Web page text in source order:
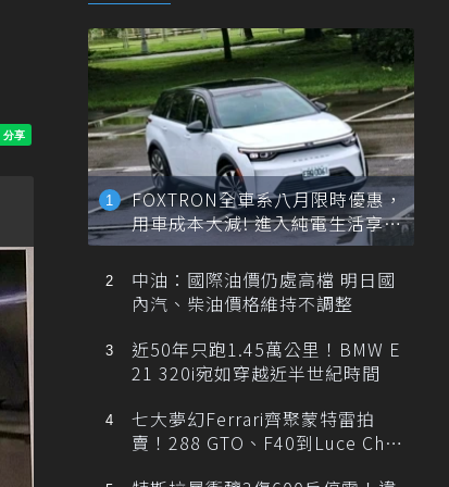
FOXTRON全車系八月限時優惠，
用車成本大減! 進入純電生活享
「零稅金＋零保養」新時代
中油：國際油價仍處高檔 明日國
內汽、柴油價格維持不調整
近50年只跑1.45萬公里！BMW E
21 320i宛如穿越近半世紀時間
七大夢幻Ferrari齊聚蒙特雷拍
賣！288 GTO、F40到Luce Cha